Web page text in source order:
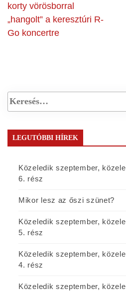
korty vörösborral
„hangolt” a keresztúri R-
Go koncertre
LEGUTÓBBI HÍREK
Közeledik szeptember,
6. rész
Mikor lesz az őszi szünet?
Közeledik szeptember,
5. rész
Közeledik szeptember,
4. rész
Közeledik szeptember,